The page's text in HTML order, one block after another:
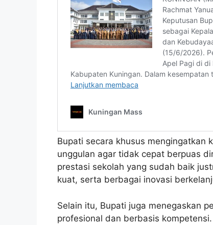
Bupati secara khusus mengingatkan
unggulan agar tidak cepat berpuas
prestasi sekolah yang sudah baik
kuat, serta berbagai inovasi
Selain itu, Bupati juga menegaskan
profesional dan berbasis